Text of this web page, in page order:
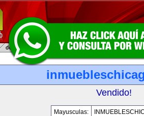
Vendido!
Mayusculas: